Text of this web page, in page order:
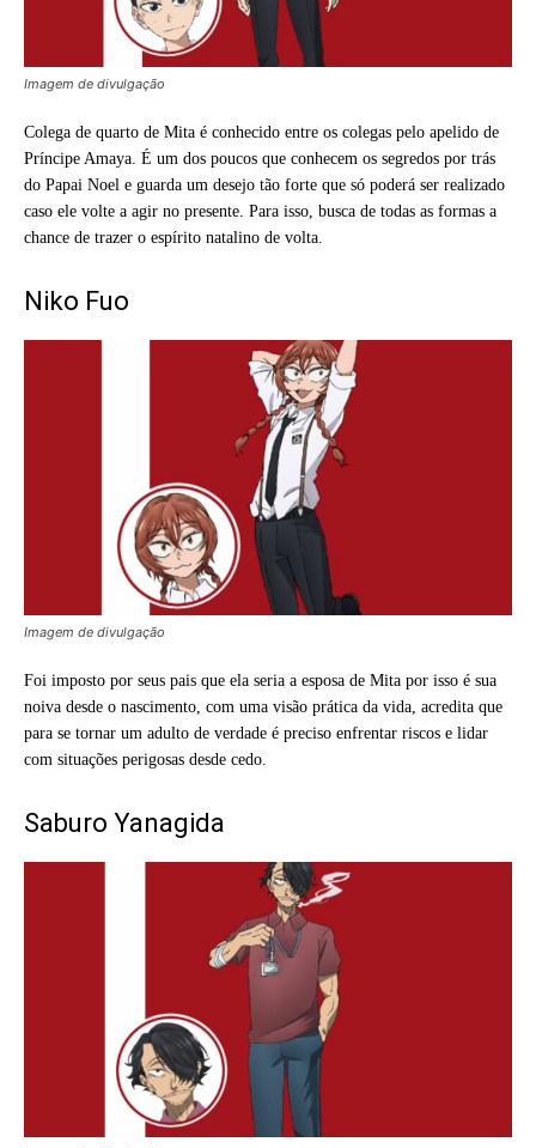
Imagem de divulgação
Colega de quarto de Mita é conhecido entre os colegas pelo apelido de
Príncipe Amaya. É um dos poucos que conhecem os segredos por trás
do Papai Noel e guarda um desejo tão forte que só poderá ser realizado
caso ele volte a agir no presente. Para isso, busca de todas as formas a
chance de trazer o espírito natalino de volta.
Niko Fuo
Imagem de divulgação
Foi imposto por seus pais que ela seria a esposa de Mita por isso é sua
noiva desde o nascimento, com uma visão prática da vida, acredita que
para se tornar um adulto de verdade é preciso enfrentar riscos e lidar
com situações perigosas desde cedo.
Saburo Yanagida